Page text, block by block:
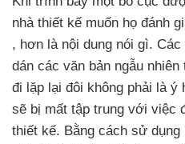
nhà thiết kế muốn họ đánh
, hơn là nội dung nói gì. Các
dán các văn bản ngẫu nhiên
đi lặp lại đôi không phải là ý
sẽ bị mất tập trung với việc
thiết kế. Bằng cách sử dụng